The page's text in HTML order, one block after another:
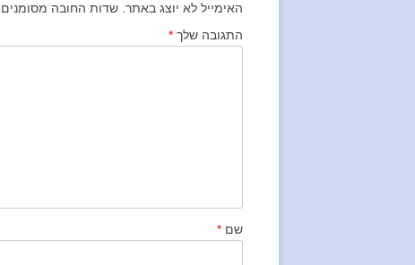
האימייל לא יוצג באתר. שדות החובה מסומנים
התגובה שלך *
שם *